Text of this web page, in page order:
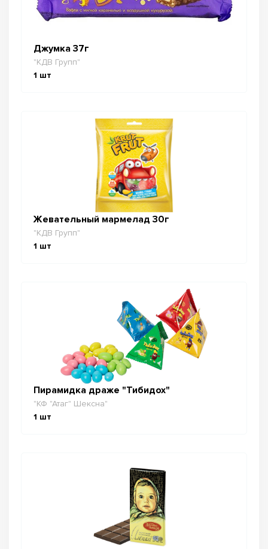
Джумка 37г
"КДВ Групп"
1 шт
Жевательный мармелад 30г
"КДВ Групп"
1 шт
Пирамидка драже "Тибидох"
"КФ "Атаг" Шексна"
1 шт